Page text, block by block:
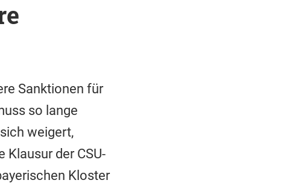
Sanktionen für
so lange
weigert,
Klausur der CSU-
Kloster